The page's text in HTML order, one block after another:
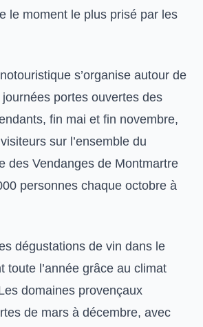
le moment le plus prisé par les
s’organise autour de
portes ouvertes des
fin mai et fin novembre,
sur l’ensemble du
des Vendanges de Montmartre
personnes chaque octobre à
dégustations de vin dans le
toute l’année grâce au climat
domaines provençaux
de mars à décembre, avec